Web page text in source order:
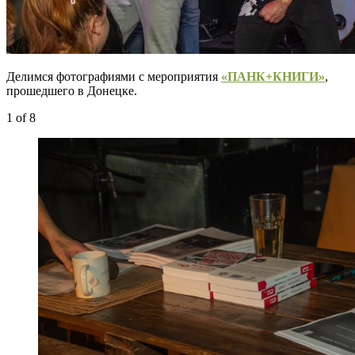
Делимся фотографиями с мероприятия «ПАНК+КНИГИ»,
прошедшего в Донецке.
1 of 8